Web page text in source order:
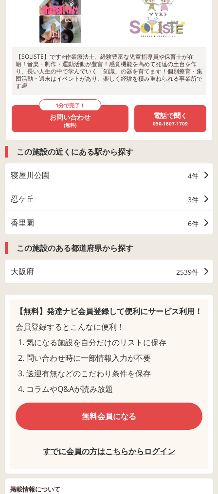
【SOLISTE】です⭐️作業療法士、経験豊富な児童指導員や保育士が在
籍！音楽・制作・運動活動が豊富！感覚機能を高めて発達の土台を作
り、長い人生の中で学んでいく「知識」の器を育てます！個別療育・集
団活動・週末はイベントがあり、楽しく経験を積み重ねられる事業所で
す🌈
1分で完了！
お問い合わせ
(無料)
電話で聞く
050-1807-1709
この施設の近くにある駅から探す
寝屋川公園 4件
忍ケ丘 3件
香里園 6件
この施設のある都道府県から探す
大阪府 2539件
【無料】発達ナビ会員登録して便利にサービス利用！
会員登録するとこんなに便利！
気になる施設を自分だけのリストに保存
問い合わせ時に一部情報入力が不要
送迎有無などのこだわり条件を保存
コラムやQ&Aが読み放題
無料会員になる
すでに会員の方はこちらからログイン
掲載情報について